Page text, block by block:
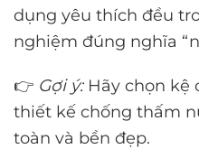
dụng yêu thích đều
nghiệm đúng nghĩa
👉 Gợi ý:Hãy chọn kệ
thiết kế chống thấm
toàn và bền đẹp.